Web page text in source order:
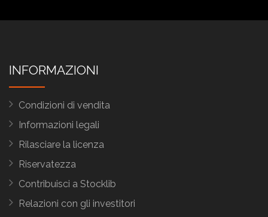
INFORMAZIONI
Condizioni di vendita
Informazioni legali
Rilasciare la licenza
Riservatezza
Contribuisci a Stocklib
Relazioni con gli investitori